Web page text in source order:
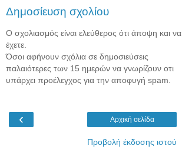
Δημοσίευση σχολίου
Ο σχολιασμός είναι ελεύθερος ότι άποψη και να
έχετε.
Όσοι αφήνουν σχόλια σε δημοσιεύσεις
παλαιότερες των 15 ημερών να γνωρίζουν οτι
υπάρχει προέλεγχος για την αποφυγή spam.
‹ Αρχική σελίδα
Προβολή έκδοσης ιστού